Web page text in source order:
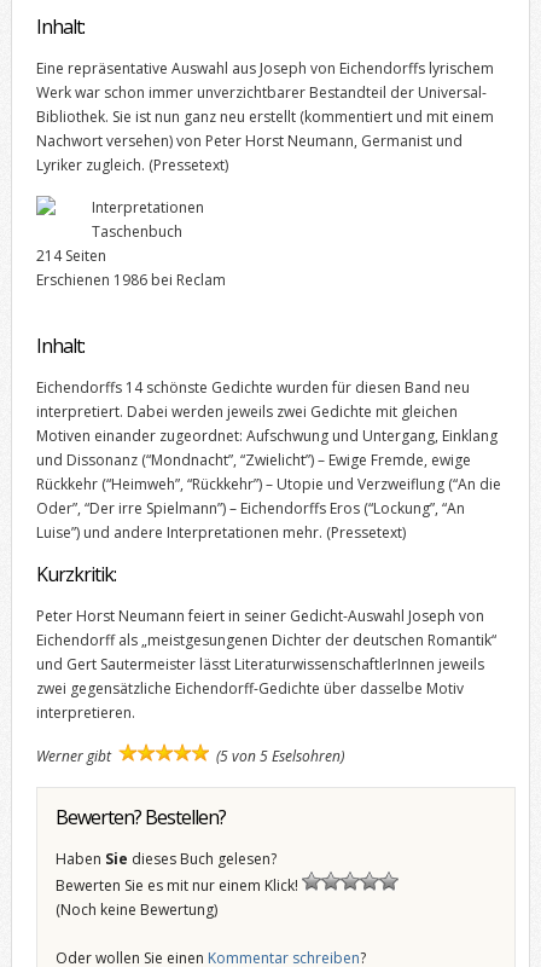
Inhalt:
Eine repräsentative Auswahl aus Joseph von Eichendorffs lyrischem
Werk war schon immer unverzichtbarer Bestandteil der Universal-
Bibliothek. Sie ist nun ganz neu erstellt (kommentiert und mit einem
Nachwort versehen) von Peter Horst Neumann, Germanist und
Lyriker zugleich. (Pressetext)
Interpretationen
Taschenbuch
214 Seiten
Erschienen 1986 bei Reclam
Inhalt:
Eichendorffs 14 schönste Gedichte wurden für diesen Band neu
interpretiert. Dabei werden jeweils zwei Gedichte mit gleichen
Motiven einander zugeordnet: Aufschwung und Untergang, Einklang
und Dissonanz (“Mondnacht”, “Zwielicht”) – Ewige Fremde, ewige
Rückkehr (“Heimweh”, “Rückkehr”) – Utopie und Verzweiflung (“An die
Oder”, “Der irre Spielmann”) – Eichendorffs Eros (“Lockung”, “An
Luise”) und andere Interpretationen mehr. (Pressetext)
Kurzkritik:
Peter Horst Neumann feiert in seiner Gedicht-Auswahl Joseph von
Eichendorff als „meistgesungenen Dichter der deutschen Romantik“
und Gert Sautermeister lässt LiteraturwissenschaftlerInnen jeweils
zwei gegensätzliche Eichendorff-Gedichte über dasselbe Motiv
interpretieren.
Werner gibt (5 von 5 Eselsohren)
Bewerten? Bestellen?
Haben Sie dieses Buch gelesen?
Bewerten Sie es mit nur einem Klick!
(Noch keine Bewertung)
Oder wollen Sie einen Kommentar schreiben?